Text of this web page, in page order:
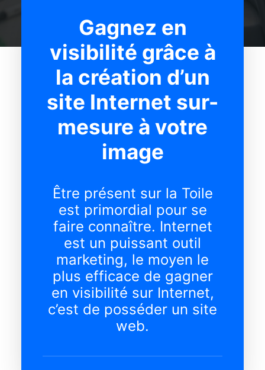
Gagnez en
visibilité grâce à
la création d’un
site Internet sur-
mesure à votre
image
Être présent sur la Toile
est primordial pour se
faire connaître. Internet
est un puissant outil
marketing, le moyen le
plus efficace de gagner
en visibilité sur Internet,
c’est de posséder un site
web.